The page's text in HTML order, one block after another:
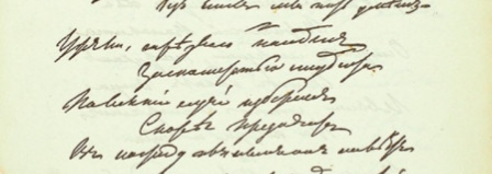
Я не знаю. Вам судить.
"- Толя, - зову я Наймана, - пойдемте в гости к Леве
Друскину.
-Не пойду, - говорит, - какой-то он советский.
-То есть, как это советский? Вы ошибаетесь!